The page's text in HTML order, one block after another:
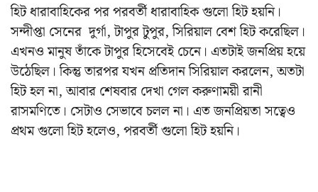
হিট ধারাবাহিকের পর পরবর্তী ধারাবাহিক গুলো হিট হয়নি।
সন্দীপ্তা সেনের দুর্গা, টাপুর টুপুর, সিরিয়াল বেশ হিট করেছিল।
এখনও মানুষ তাঁকে টাপুর হিসেবেই চেনে। এতটাই জনপ্রিয় হয়ে
উঠেছিল। কিন্তু তারপর যখন প্রতিদান সিরিয়াল করলেন, অতটা
হিট হল না, আবার শেষবার দেখা গেল করুণাময়ী রানী
রাসমণিতে। সেটাও সেভাবে চলল না। এত জনপ্রিয়তা সত্বেও
প্রথম গুলো হিট হলেও, পরবর্তী গুলো হিট হয়নি।